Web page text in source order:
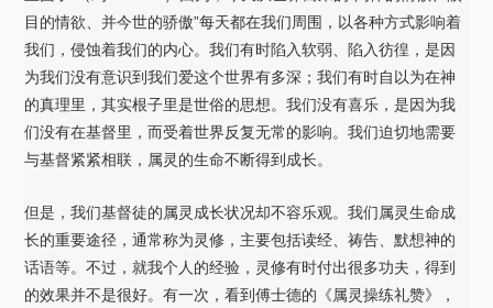
目的情欲、并今世的骄傲”每天都在我们周围，以各种方式影响着
我们，侵蚀着我们的内心。我们有时陷入软弱、陷入彷徨，是因
为我们没有意识到我们爱这个世界有多深；我们有时自以为在神
的真理里，其实根子里是世俗的思想。我们没有喜乐，是因为我
们没有在基督里，而受着世界反复无常的影响。我们迫切地需要
与基督紧紧相联，属灵的生命不断得到成长。
但是，我们基督徒的属灵成长状况却不容乐观。我们属灵生命成
长的重要途径，通常称为灵修，主要包括读经、祷告、默想神的
话语等。不过，就我个人的经验，灵修有时付出很多功夫，得到
的效果并不是很好。有一次，看到傅士德的《属灵操练礼赞》，